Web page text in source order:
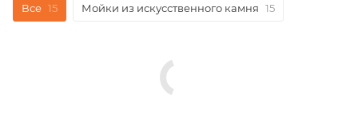
Все 15 Мойки из искусственного камня 15